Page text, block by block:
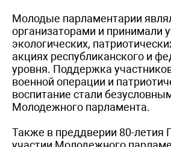
Молодые парламентарии
организаторами и принимали
экологических,
акциях республиканского и
уровня. Поддержка
военной операции и
воспитание стали
Молодежного парламента.
Также в преддверии 80-летия